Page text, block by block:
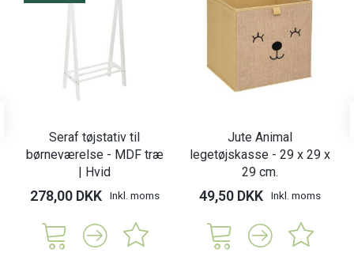
Seraf tøjstativ til
børneværelse - MDF træ
| Hvid
278,00 DKK Inkl. moms
Jute Animal
legetøjskasse - 29 x 29 x
29 cm.
49,50 DKK Inkl. moms